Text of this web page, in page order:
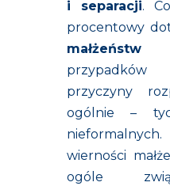
i separacji.
procentowy
małżeństw
przyczyny
ogólnie –
wierności
ogóle